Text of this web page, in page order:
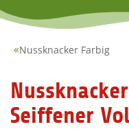
Nussknacker Farbig
Seiffener